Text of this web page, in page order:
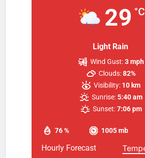
29 °C
Light Rain
76 % 1005 mb
Wind Gust:3 mph
Clouds:82%
Visibility: 10 km
Sunrise:5:40 am
Sunset: 7:06 pm
Hourly Forecast